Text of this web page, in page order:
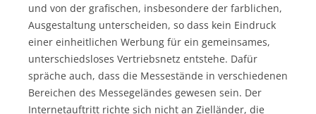
und von der grafischen, insbesondere der farblichen,
Ausgestaltung unterscheiden, so dass kein Eindruck
einer einheitlichen Werbung für ein gemeinsames,
unterschiedsloses Vertriebsnetz entstehe. Dafür
spräche auch, dass die Messestände in verschiedenen
Bereichen des Messegeländes gewesen sein. Der
Internetauftritt richte sich nicht an Zielländer, die